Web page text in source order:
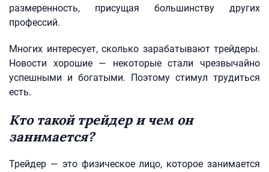
размеренность, присущая большинству других
профессий.
Многих интересует, сколько зарабатывают трейдеры.
Новости хорошие — некоторые стали чрезвычайно
успешными и богатыми. Поэтому стимул трудиться
есть.
Кто такой трейдер и чем он
занимается?
Трейдер — это физическое лицо, которое занимается